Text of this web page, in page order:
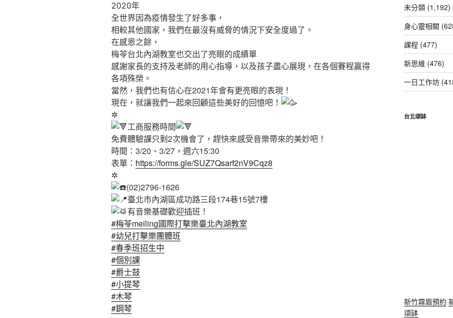
2020年
全世界因為疫情發生了好多事，
相較其他國家，我們在最沒有威脅的情況下安全度過了。
在感恩之餘，
梅苓台北內湖教室也交出了亮眼的成績單
感謝家長的支持及老師的用心指導，以及孩子盡心展現，在各個賽程贏得
各項殊榮。
當然，我們也有信心在2021年會有更亮眼的表現！
現在，就讓我們一起來回顧這些美好的回憶吧！
✲
工商服務時間
免費體驗課只剩2次機會了，趕快來感受音樂帶來的美妙吧！
時間：3/20、3/27，週六15:30
表單： https://forms.gle/SUZ7Qsarf2nV9Cqz8
✲
(02)2796-1626
臺北市內湖區成功路三段174巷15號7樓
有音樂基礎歡迎插班！
#梅苓meiling國際打擊樂臺北內湖教室
#幼兒打擊樂團體班
#春季班招生中
#個別課
#爵士鼓
#小提琴
#木琴
#鋼琴
未分類 (1,192)
身心靈相關
課程 (477)
新思維 (476)
一日工作坊
台北頌缽
新竹霧眉預約
頌缽